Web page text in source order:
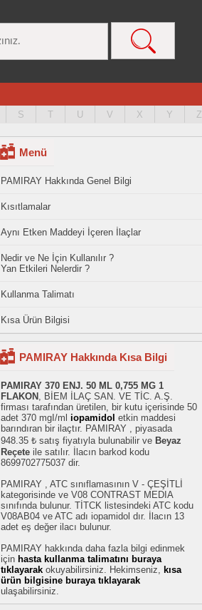
S T U V X Y Z
Menü
PAMIRAY Hakkında Genel Bilgi
Kısıtlamalar
Aynı Etken Maddeyi İçeren İlaçlar
Nedir ve Ne İçin Kullanılır ?
Yan Etkileri Nelerdir ?
Kullanma Talimatı
Kısa Ürün Bilgisi
PAMIRAY Hakkında Kısa Bilgi
PAMIRAY 370 ENJ. 50 ML 0,755 MG 1
FLAKON , BİEM İLAÇ SAN. VE TİC. A.Ş.
firması tarafından üretilen, bir kutu içerisinde 50
adet 370 mgI/ml iopamidol etkin maddesi
barındıran bir ilaçtır. PAMIRAY , piyasada
948.35 ₺ satış fiyatıyla bulunabilir ve Beyaz
Reçete ile satılır. İlacın barkod kodu
8699702775037 dir.
PAMIRAY , ATC sınıflamasının V - ÇEŞİTLİ
kategorisinde ve V08 CONTRAST MEDIA
sınıfında bulunur. TİTCK listesindeki ATC kodu
V08AB04 ve ATC adı iopamidol dır. İlacın 13
adet eş değer ilacı bulunur.
PAMIRAY hakkında daha fazla bilgi edinmek
için hasta kullanma talimatını buraya
tıklayarak okuyabilirsiniz. Hekimseniz, kısa
ürün bilgisine buraya tıklayarak
ulaşabilirsiniz.